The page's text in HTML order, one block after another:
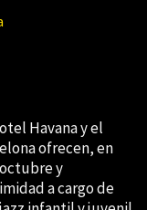
Havana y el
ofrecen, en
y
a cargo de